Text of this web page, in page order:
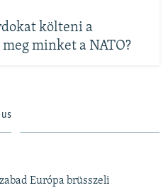
költeni a
minket a NATO?
Európa brüsszeli